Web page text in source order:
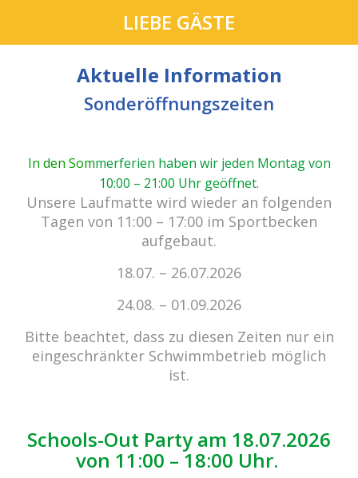
cabrio Senden - das Bad.
Außergewöhnlich, vielfältig!
Kein Einlass bei Gewitter
zu den E-Tickets
Zurück zur Übersicht
LIEBE GÄSTE
Aktuelle Information
Sonderöffnungszeiten
In den Sommerferien haben wir jeden Montag von
10:00 – 21:00 Uhr geöffnet.
Unsere Laufmatte wird wieder an folgenden
Tagen von 11:00 – 17:00 im Sportbecken
aufgebaut.
18.07. – 26.07.2026
24.08. – 01.09.2026
Bitte beachtet, dass zu diesen Zeiten nur ein
eingeschränkter Schwimmbetrieb möglich
ist.
Schools-Out Party am 18.07.2026
von 11:00 – 18:00 Uhr.